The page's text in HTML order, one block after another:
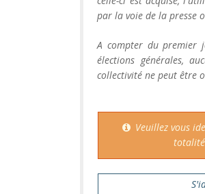
par la voie de la presse
A compter du premier
élections générales,
collectivité ne peut être
Veuillez vous